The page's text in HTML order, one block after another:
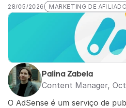
28/05/2026 MARKETING DE
Palina Zabela
Content Manager,
O AdSense é um serviço de